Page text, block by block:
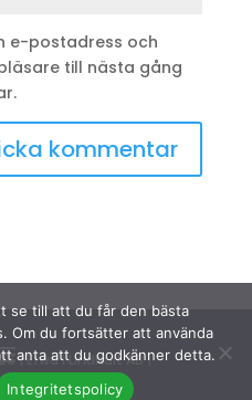
e-postadress och
till nästa gång
| Efwa i Lindhult AB |
se till att du får den bästa
Om du fortsätter att använda
anta att du godkänner detta.
Integritetspolicy